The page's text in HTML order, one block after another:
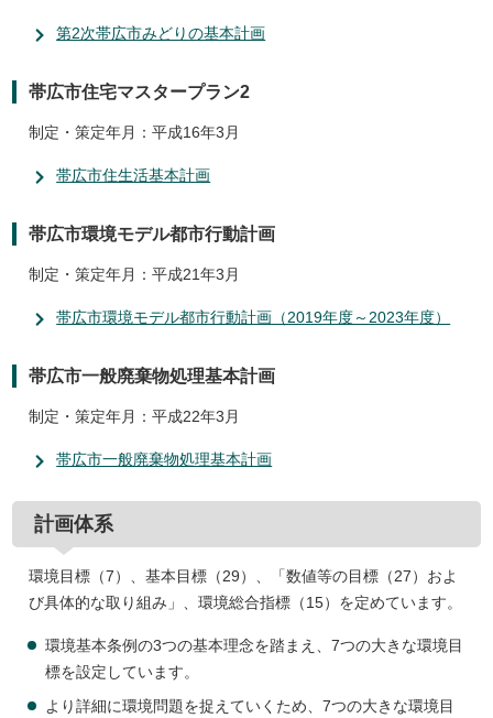
第2次帯広市みどりの基本計画
帯広市住宅マスタープラン2
制定・策定年月：平成16年3月
帯広市住生活基本計画
帯広市環境モデル都市行動計画
制定・策定年月：平成21年3月
帯広市環境モデル都市行動計画（2019年度～2023年度）
帯広市一般廃棄物処理基本計画
制定・策定年月：平成22年3月
帯広市一般廃棄物処理基本計画
計画体系
環境目標（7）、基本目標（29）、「数値等の目標（27）およ
び具体的な取り組み」、環境総合指標（15）を定めています。
環境基本条例の3つの基本理念を踏まえ、7つの大きな環境目
標を設定しています。
より詳細に環境問題を捉えていくため、7つの大きな環境目